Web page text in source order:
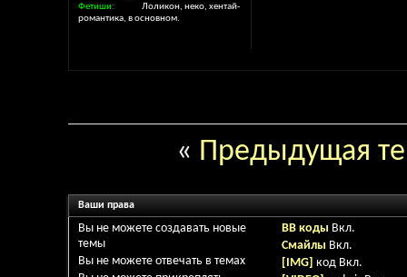
Фетиши
Лоликон, неко, хентай-
романтика, в основном.
« Предыдущая
Ваши права
Вы не можете создавать новые
темы
Вы не можете отвечать в темах
BB коды Вкл.
Смайлы Вкл.
[IMG] код Вкл.